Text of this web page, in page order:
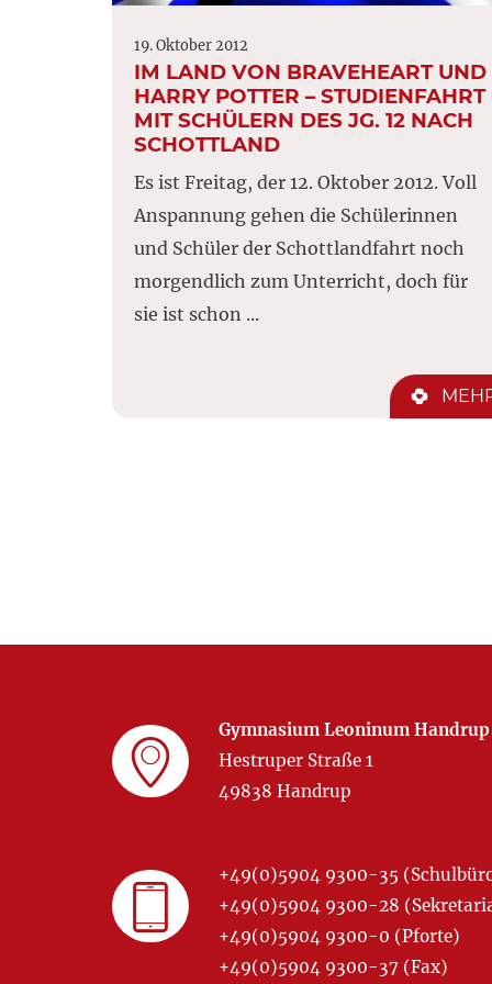
19. Oktober 2012
IM LAND VON BRAVEHEART UND
HARRY POTTER – STUDIENFAHRT
MIT SCHÜLERN DES JG. 12 NACH
SCHOTTLAND
Es ist Freitag, der 12. Oktober 2012. Voll
Anspannung gehen die Schülerinnen
und Schüler der Schottlandfahrt noch
morgendlich zum Unterricht, doch für
sie ist schon ...
Gymnasium Leoninum Handrup
Hestruper Straße 1
49838 Handrup
+49(0)5904 9300-35
+49(0)5904 9300-28
+49(0)5904 9300-0 (Pforte)
+49(0)5904 9300-37 (Fax)